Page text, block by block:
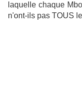
laquelle chaque
n'ont-ils pas TOUS